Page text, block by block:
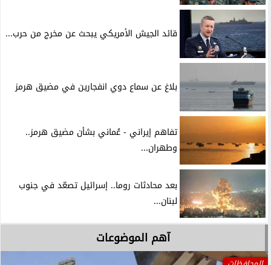
قائد الجيش الأمريكي يبحث عن مخرج من حرب...
بلاغ عن سماع دوي انفجارين في مضيق هرمز
تفاهم إيراني - عُماني بشأن مضيق هرمز..
وطهران...
بعد محادثات روما.. إسرائيل تصعّد في جنوب
لبنان...
آهم الموضوعات